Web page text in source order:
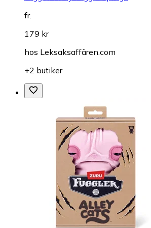
fr.
179 kr
hos Leksaksaffären.com
+2 butiker